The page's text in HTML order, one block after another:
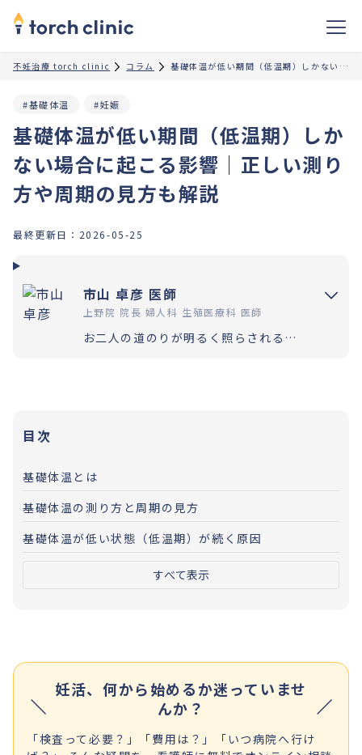
不妊治療 torch clinic コラム 基礎体温が低い期間（低温期）しかない場合に起こる影響｜正しい測り方や周期の見方も解説
基礎体温が低い期間（低温期）しか
ない場合に起こる影響｜正しい測り
方や周期の見方も解説
#基礎体温 #妊娠
最終更新日： 2026-05-25
市山 卓彦 医師
上野院 院長 婦人科 生殖医療科 医師
お二人の道のりが明るく照らされるよう「理解」と「納得」の上で選択いただく過程を大切にしています。エビデンスに基づいた高水準の医療提供により「幸せな家族計画の実現」をお手伝いさせていただきます。
目次
基礎体温とは
基礎体温の測り方と周期の見方
基礎体温が低い状態（低温期）が続く原因
すべて表示
妊活、何から始めるか迷っていませ
んか？
「検査って必要？」「費用は？」「いつ病院へ行け